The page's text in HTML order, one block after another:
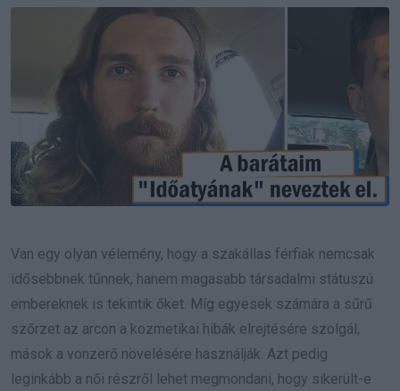
Email
Van egy olyan vélemény, hogy a szakállas férfiak nemcsak
idősebbnek tűnnek, hanem magasabb társadalmi státuszú
embereknek is tekintik őket. Míg egyesek számára a sűrű
szőrzet az arcon a kozmetikai hibák elrejtésére szolgál,
mások a vonzerő növelésére használják. Azt pedig
leginkább a női részről lehet megmondani, hogy sikerült-e